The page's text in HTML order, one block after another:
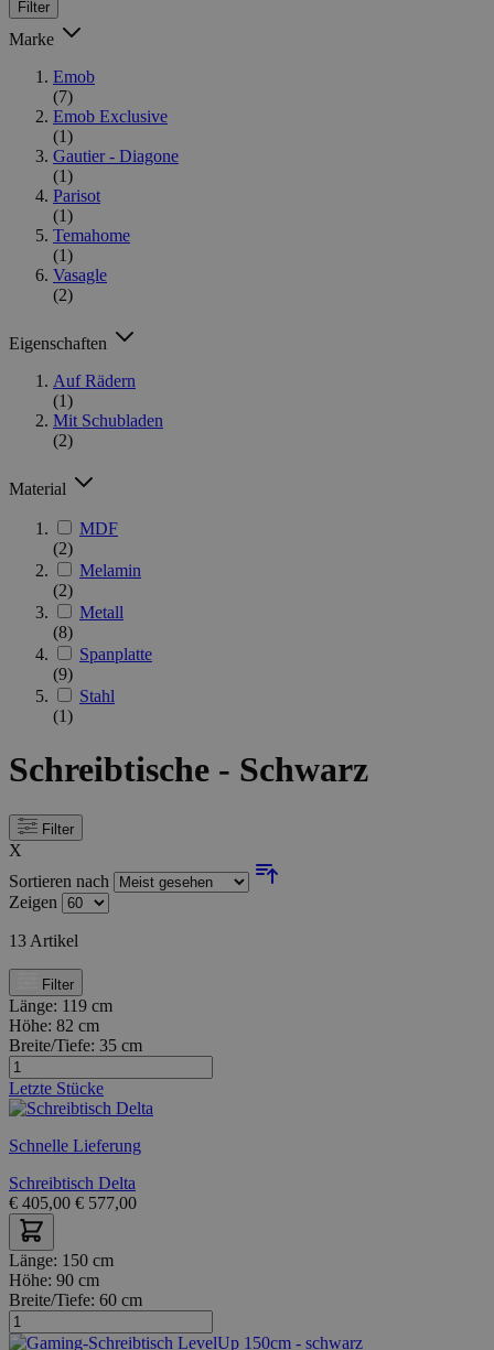
Filter
Marke
Emob
(7)
Emob Exclusive
(1)
Gautier - Diagone
(1)
Parisot
(1)
Temahome
(1)
Vasagle
(2)
Eigenschaften
Auf Rädern
(1)
Mit Schubladen
(2)
Material
MDF
(2)
Melamin
(2)
Metall
(8)
Spanplatte
(9)
Stahl
(1)
Schreibtische - Schwarz
Filter
X
Sortieren nach
Zeigen
13 Artikel
Filter
Länge: 119 cm
Höhe: 82 cm
Breite/Tiefe: 35 cm
Letzte Stücke
Schnelle Lieferung
Schreibtisch Delta
€ 405,00 € 577,00
Länge: 150 cm
Höhe: 90 cm
Breite/Tiefe: 60 cm